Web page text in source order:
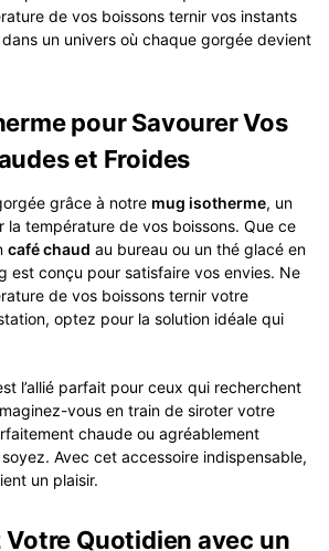
de vos boissons ternir vos instants
un univers où chaque gorgée devient
pour Savourer Vos
et Froides
grâce à notre mug isotherme, un
la température de vos boissons. Que ce
café chaud au bureau ou un thé glacé en
est conçu pour satisfaire vos envies. Ne
de vos boissons ternir votre
optez pour la solution idéale qui
l’allié parfait pour ceux qui recherchent
vous en train de siroter votre
chaude ou agréablement
Avec cet accessoire indispensable,
un plaisir.
Quotidien avec un